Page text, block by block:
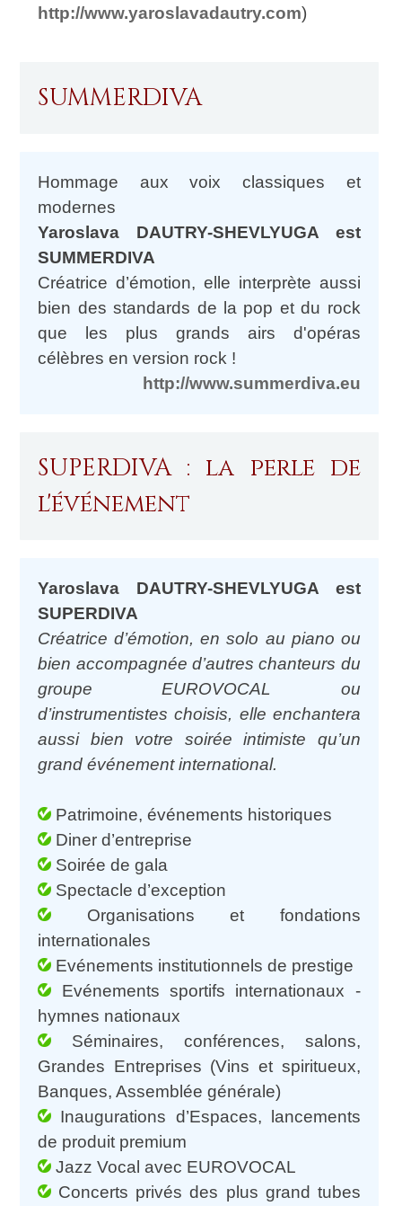
http://www.yaroslavadautry.com)
SUMMERDIVA
Hommage aux voix classiques et
modernes
Yaroslava DAUTRY-SHEVLYUGA est
SUMMERDIVA
Créatrice d’émotion, elle interprète aussi
bien des standards de la pop et du rock
que les plus grands airs d'opéras
célèbres en version rock !
http://www.summerdiva.eu
SUPERDIVA : la perle de
l'événement
Yaroslava DAUTRY-SHEVLYUGA est
SUPERDIVA
Créatrice d’émotion, en solo au piano ou
bien accompagnée d’autres chanteurs du
groupe EUROVOCAL ou
d’instrumentistes choisis, elle enchantera
aussi bien votre soirée intimiste qu’un
grand événement international.
Patrimoine, événements historiques
Diner d’entreprise
Soirée de gala
Spectacle d’exception
Organisations et fondations
internationales
Evénements institutionnels de prestige
Evénements sportifs internationaux -
hymnes nationaux
Séminaires, conférences, salons,
Grandes Entreprises (Vins et spiritueux,
Banques, Assemblée générale)
Inaugurations d’Espaces, lancements
de produit premium
Jazz Vocal avec EUROVOCAL
Concerts privés des plus grand tubes